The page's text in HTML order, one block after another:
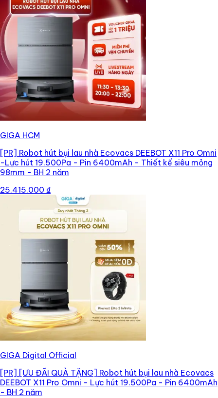
GIGA HCM
[PR] Robot hút bụi lau nhà Ecovacs DEEBOT X11 Pro Omni
-Lực hút 19.500Pa - Pin 6400mAh - Thiết kế siêu mỏng
98mm - BH 2 năm
25.415.000 ₫
GIGA Digital Official
[PR] [ƯU ĐÃI QUÀ TẶNG] Robot hút bụi lau nhà Ecovacs
DEEBOT X11 Pro Omni - Lực hút 19.500Pa - Pin 6400mAh
- BH 2 năm